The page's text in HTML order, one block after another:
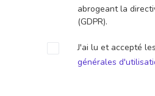
abrogeant la
(GDPR).
J'ai lu et accepté
générales